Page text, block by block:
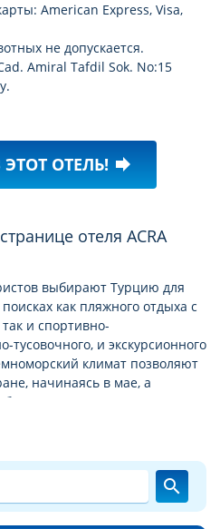
American Express, Visa,
не допускается.
Amiral Tafdil Sok. No:15
ОТЕЛЬ! forward
выбирают Турцию для
как пляжного отдыха с
и спортивно-
тусовочного, и экскурсионного
климат позволяют
начинаясь в мае, а
история позволяет
с экскурсионными турами
ACRA HOTEL
бы познакомить Вас с
3*. Надеемся, чтодетальные
search